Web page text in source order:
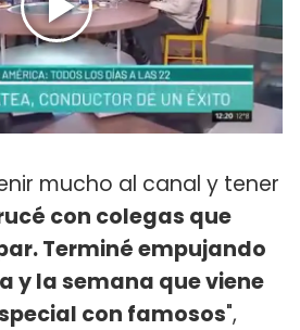
mucho al canal y tener
con colegas que
Terminé empujando
y la semana que viene
con famosos",